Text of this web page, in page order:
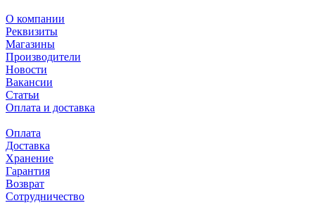
О компании
Реквизиты
Магазины
Производители
Новости
Вакансии
Статьи
Оплата и доставка
Оплата
Доставка
Хранение
Гарантия
Возврат
Сотрудничество